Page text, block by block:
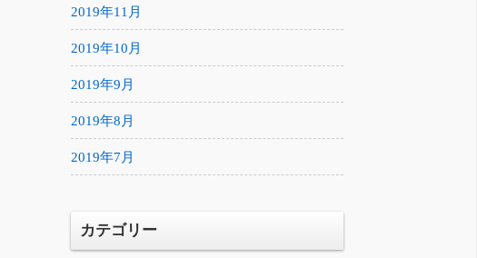
2019年11月
2019年10月
2019年9月
2019年8月
2019年7月
カテゴリー